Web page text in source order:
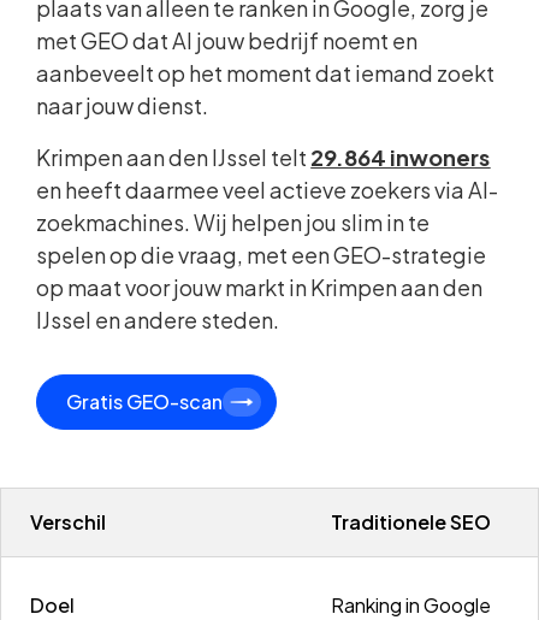
Verschil Traditionele SEO
Doel Ranking in Google
plaats van alleen te ranken in Google, zorg je
met GEO dat AI jouw bedrijf noemt en
aanbeveelt op het moment dat iemand zoekt
naar jouw dienst.
Krimpen aan den IJssel telt 29.864 inwoners
en heeft daarmee veel actieve zoekers via AI-
zoekmachines. Wij helpen jou slim in te
spelen op die vraag, met een GEO-strategie
op maat voor jouw markt in Krimpen aan den
IJssel en andere steden.
Gratis GEO-scan